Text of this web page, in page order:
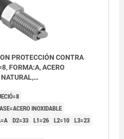
PROTECCIÓN CONTRA
FORMA:A, ACERO
INOXIDABLE
D2=33 L1=26 L2=10 L3=23